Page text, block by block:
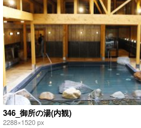
346_御所の湯(内観)
2288×1520 px